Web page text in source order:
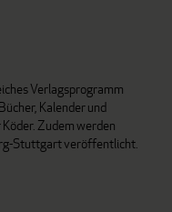
Verlagsprogramm
Kalender und
Zudem werden
Stuttgart veröffentlicht.